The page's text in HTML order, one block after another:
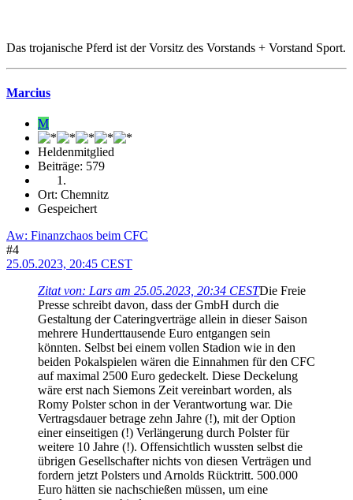
Das trojanische Pferd ist der Vorsitz des Vorstands + Vorstand Sport.
Marcius
M
Heldenmitglied
Beiträge: 579
Ort: Chemnitz
Gespeichert
Aw: Finanzchaos beim CFC
#4
25.05.2023, 20:45 CEST
Zitat von: Lars am 25.05.2023, 20:34 CESTDie Freie
Presse schreibt davon, dass der GmbH durch die
Gestaltung der Cateringverträge allein in dieser Saison
mehrere Hunderttausende Euro entgangen sein
könnten. Selbst bei einem vollen Stadion wie in den
beiden Pokalspielen wären die Einnahmen für den CFC
auf maximal 2500 Euro gedeckelt. Diese Deckelung
wäre erst nach Siemons Zeit vereinbart worden, als
Romy Polster schon in der Verantwortung war. Die
Vertragsdauer betrage zehn Jahre (!), mit der Option
einer einseitigen (!) Verlängerung durch Polster für
weitere 10 Jahre (!). Offensichtlich wussten selbst die
übrigen Gesellschafter nichts von diesen Verträgen und
fordern jetzt Polsters und Arnolds Rücktritt. 500.000
Euro hätten sie nachschießen müssen, um eine